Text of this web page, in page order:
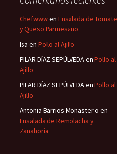
Chefwwwen Ensalada de Tomate
y Queso Parmesano
Isa en Pollo al Ajillo
PILAR DÍAZ SEPÚLVEDAen Pollo al
Ajillo
PILAR DÍAZ SEPÚLVEDAen Pollo al
Ajillo
Antonia Barrios Monasterio en
Ensalada de Remolacha y
Zanahoria